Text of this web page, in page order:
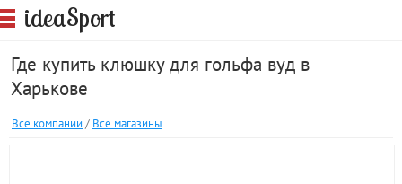
ideaSport
Где купить клюшку для гольфа вуд в
Харькове
Все компании / Все магазины